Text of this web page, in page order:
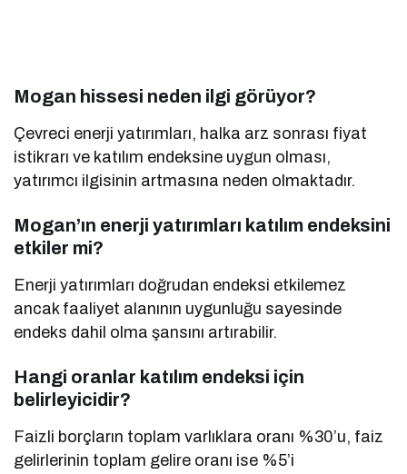
Mogan hissesi neden ilgi görüyor?
Çevreci enerji yatırımları, halka arz sonrası fiyat
istikrarı ve katılım endeksine uygun olması,
yatırımcı ilgisinin artmasına neden olmaktadır.
Mogan’ın enerji yatırımları katılım endeksini
etkiler mi?
Enerji yatırımları doğrudan endeksi etkilemez
ancak faaliyet alanının uygunluğu sayesinde
endeks dahil olma şansını artırabilir.
Hangi oranlar katılım endeksi için
belirleyicidir?
Faizli borçların toplam varlıklara oranı %30’u, faiz
gelirlerinin toplam gelire oranı ise %5’i